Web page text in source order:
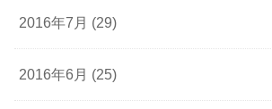
2016年7月 (29)
2016年6月 (25)